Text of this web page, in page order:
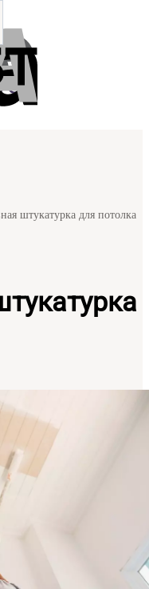
штукатурка для потолка